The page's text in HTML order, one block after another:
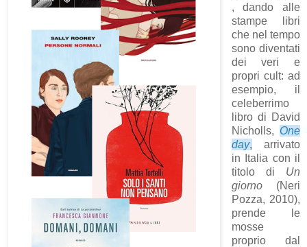
, dando alle
stampe libri
che nel tempo
sono diventati
dei veri e
propri cult: ad
esempio, il
celeberrimo
libro di David
Nicholls, One
day, arrivato
in Italia con il
titolo di Un
giorno(Neri
Pozza, 2010),
prende le
mosse
proprio dal